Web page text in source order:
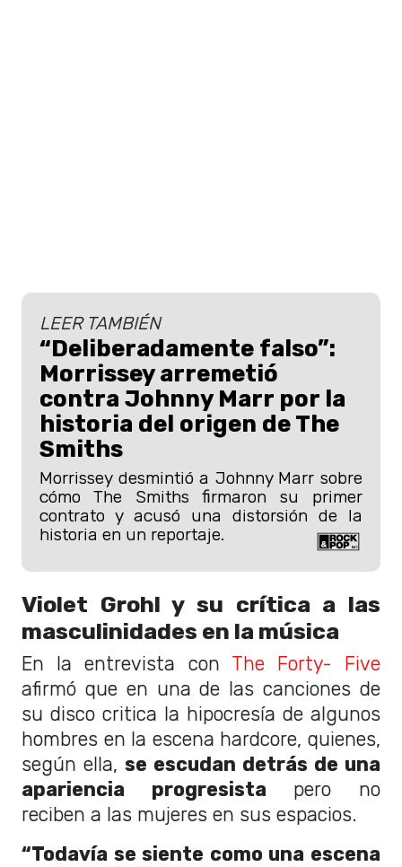
LEER TAMBIÉN
“Deliberadamente falso”:
Morrissey arremetió
contra Johnny Marr por la
historia del origen de The
Smiths
Morrissey desmintió a Johnny Marr sobre
cómo The Smiths firmaron su primer
contrato y acusó una distorsión de la
historia en un reportaje.
Violet Grohl y su crítica a las
masculinidades en la música
En la entrevista con The Forty- Five
afirmó que en una de las canciones de
su disco critica la hipocresía de algunos
hombres en la escena hardcore, quienes,
según ella, se escudan detrás de una
apariencia progresista pero no
reciben a las mujeres en sus espacios.
“Todavía se siente como una escena